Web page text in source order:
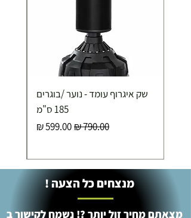
שק איגרוף עומד - נוער /בוגרים
185 ס"מ
מחיר רגילמחיר מבצע
מנצחים כל הצעה !
מצאתם מחיר זול יותר ?! נשמח לקישור ב